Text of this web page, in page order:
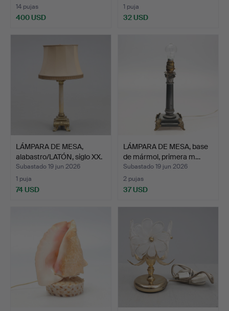
14 pujas
400 USD
1 puja
32 USD
LÁMPARA DE MESA,
alabastro/LATÓN, siglo XX.
Subastado 19 jun 2026
1 puja
74 USD
LÁMPARA DE MESA, base
de mármol, primera m…
Subastado 19 jun 2026
2 pujas
37 USD